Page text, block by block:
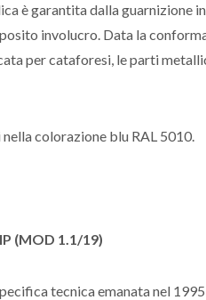
è garantita dalla guarnizione
involucro. Data la
per cataforesi, le parti
colorazione blu RAL 5010.
(MOD 1.1/19)
tecnica emanata nel